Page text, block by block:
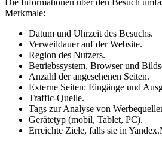
Die Informationen über den Besuch
Merkmale:
Datum und Uhrzeit des Besuchs.
Verweildauer auf der Website.
Region des Nutzers.
Betriebssystem, Browser und
Anzahl der angesehenen Seiten.
Externe Seiten: Eingänge und
Traffic-Quelle.
Tags zur Analyse von
Gerätetyp (mobil, Tablet, PC).
Erreichte Ziele, falls sie in